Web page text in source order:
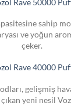
sahip
ve yoğun
çeker.
Rave 40000
gelişmiş
yeni nesil